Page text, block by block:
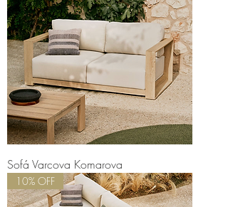
Sofá Varcova Komarova
10% OFF